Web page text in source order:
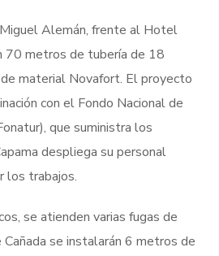
Alemán, frente al Hotel
70 metros de tubería de 18
material Novafort. El proyecto
con el Fondo Nacional de
que suministra los
despliega su personal
los trabajos.
se atienden varias fugas de
se instalarán 6 metros de